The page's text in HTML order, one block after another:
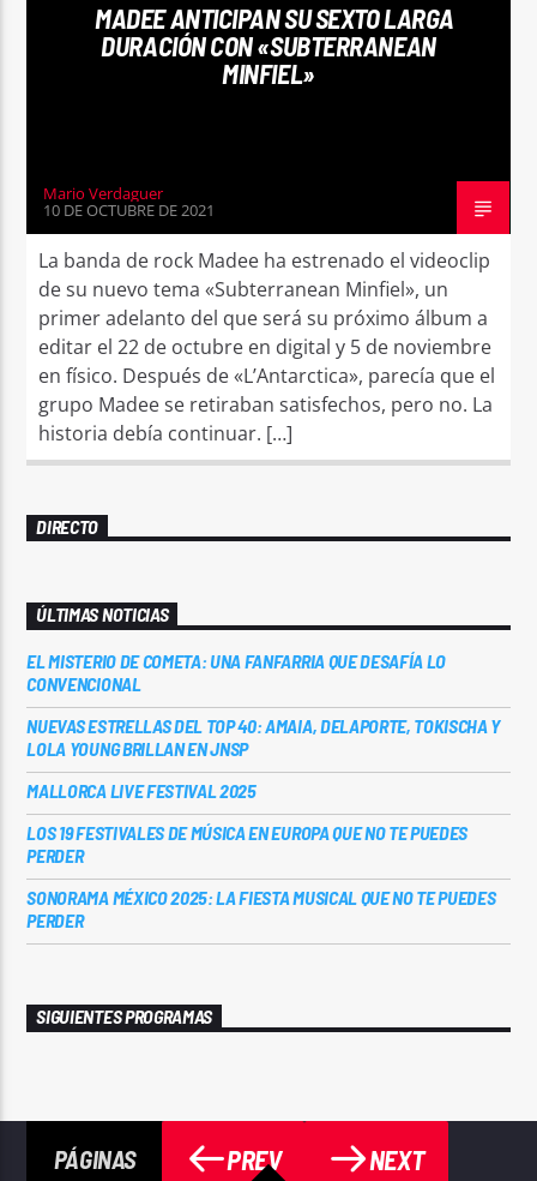
MADEE ANTICIPAN SU SEXTO LARGA
DURACIÓN CON «SUBTERRANEAN
MINFIEL»
Mario Verdaguer
10 DE OCTUBRE DE 2021
La banda de rock Madee ha estrenado el videoclip
de su nuevo tema «Subterranean Minfiel», un
primer adelanto del que será su próximo álbum a
editar el 22 de octubre en digital y 5 de noviembre
en físico. Después de «L’Antarctica», parecía que el
grupo Madee se retiraban satisfechos, pero no. La
historia debía continuar. […]
DIRECTO
ÚLTIMAS NOTICIAS
EL MISTERIO DE COMETA: UNA FANFARRIA QUE DESAFÍA LO
CONVENCIONAL
NUEVAS ESTRELLAS DEL TOP 40: AMAIA, DELAPORTE, TOKISCHA Y
LOLA YOUNG BRILLAN EN JNSP
MALLORCA LIVE FESTIVAL 2025
LOS 19 FESTIVALES DE MÚSICA EN EUROPA QUE NO TE PUEDES
PERDER
SONORAMA MÉXICO 2025: LA FIESTA MUSICAL QUE NO TE PUEDES
PERDER
SIGUIENTES PROGRAMAS
PÁGINAS PREV NEXT